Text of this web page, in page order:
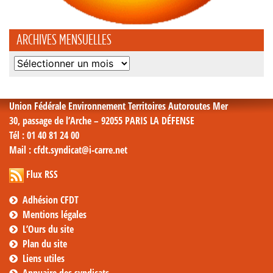
ARCHIVES MENSUELLES
Archives
Union Fédérale Environnement Territoires Autoroutes Mer
30, passage de l’Arche – 92055 PARIS LA DÉFENSE
Tél : 01 40 81 24 00
Mail : cfdt.syndicat@i-carre.net
Flux RSS
Adhésion CFDT
Mentions légales
L’Ours du site
Plan du site
Liens utiles